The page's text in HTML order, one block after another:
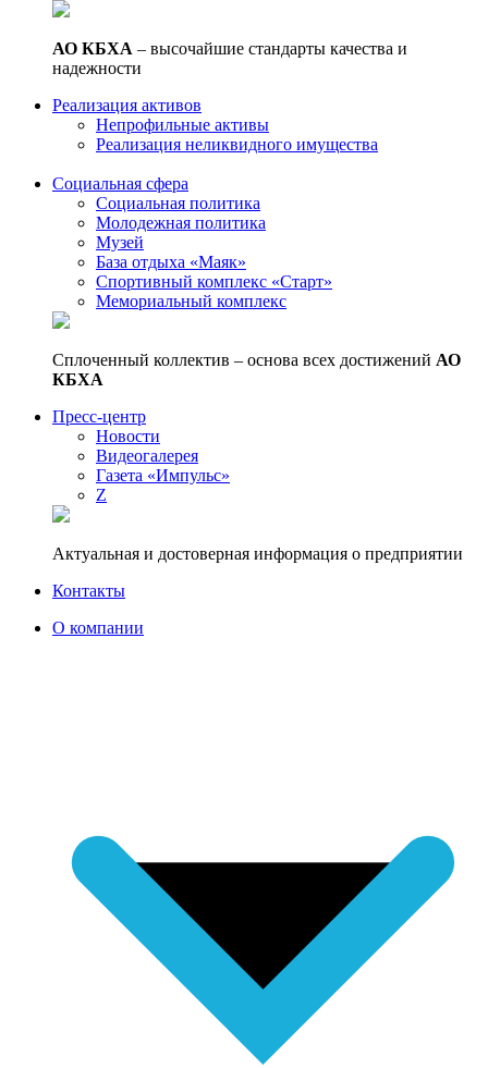
АО КБХА – высочайшие стандарты качества и
надежности
Реализация активов
Непрофильные активы
Реализация неликвидного имущества
Социальная сфера
Социальная политика
Молодежная политика
Музей
База отдыха «Маяк»
Спортивный комплекс «Старт»
Мемориальный комплекс
Сплоченный коллектив – основа всех достижений АО
КБХА
Пресс-центр
Новости
Видеогалерея
Газета «Импульс»
Z
Актуальная и достоверная информация о предприятии
Контакты
О компании